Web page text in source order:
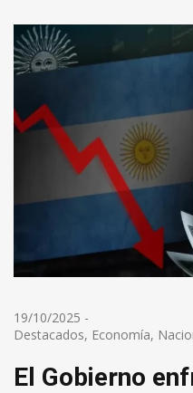
19/10/2025 -
Destacados, Economía,
El Gobierno